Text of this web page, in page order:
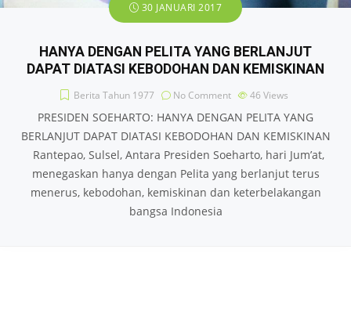
30 JANUARI 2017
HANYA DENGAN PELITA YANG BERLANJUT
DAPAT DIATASI KEBODOHAN DAN KEMISKINAN
Berita Tahun 1977 No Comment 46 Views
PRESIDEN SOEHARTO: HANYA DENGAN PELITA YANG
BERLANJUT DAPAT DIATASI KEBODOHAN DAN KEMISKINAN
Rantepao, Sulsel, Antara Presiden Soeharto, hari Jum’at,
menegaskan hanya dengan Pelita yang berlanjut terus
menerus, kebodohan, kemiskinan dan keterbelakangan
bangsa Indonesia